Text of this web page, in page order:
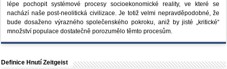
lépe pochopit systémové procesy socioekonomické reality, ve které se
nachází naše post-neolitická civilizace. Je totiž velmi nepravděpodobné, že
bude dosaženo výrazného společenského pokroku, aniž by jisté „kritické“
množství populace dostatečně porozumělo těmto procesům.
Definice Hnutí Zeitgeist